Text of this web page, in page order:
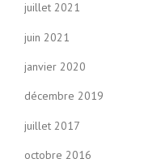
juillet 2021
juin 2021
janvier 2020
décembre 2019
juillet 2017
octobre 2016